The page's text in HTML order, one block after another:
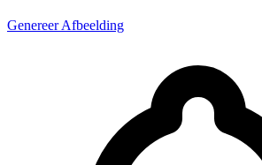
Genereer Afbeelding